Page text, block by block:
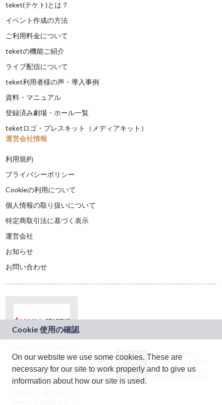
teket(テケト)とは？
イベント作成の方法
ご利用料金について
teketの機能ご紹介
ライブ配信について
teket利用者様の声・導入事例
資料・マニュアル
登録済み劇場・ホール一覧
teketロゴ・プレスキット（メディアキット）
運営会社情報
利用規約
プライバシーポリシー
Cookieの利用について
個人情報の取り扱いについて
特定商取引法に基づく表示
運営会社
お知らせ
お問い合わせ
ドコモグループの新
規事業創出プログラ
ム「docomo
STARTUP」を通じて
JASRAC許諾番号：
9024936001Y45037
JASRAC許諾番号：
On our website we use some cookies. These are
necessary for our site to work properly and to give us
information about how our site is used.